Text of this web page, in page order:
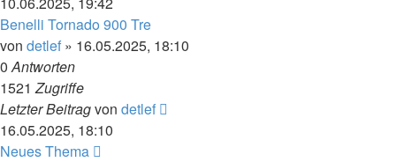
Benelli Tornado 900 Tre
von detlef » 16.05.2025, 18:10
0Antworten
1521Zugriffe
Letzter Beitragvon detlef
16.05.2025, 18:10
Neues Thema